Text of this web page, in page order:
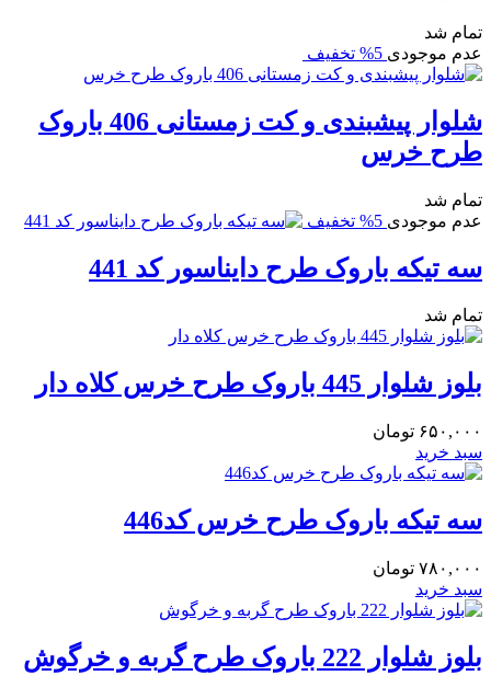
تمام شد
عدم موجودی 5% تخفیف
شلوار پیشبندی و کت زمستانی 406 باروک
طرح خرس
تمام شد
عدم موجودی 5% تخفیف
سه تیکه باروک طرح دایناسور کد 441
تمام شد
بلوز شلوار 445 باروک طرح خرس کلاه دار
۶۵۰,۰۰۰ تومان
سبد خرید
سه تیکه باروک طرح خرس کد446
۷۸۰,۰۰۰ تومان
سبد خرید
بلوز شلوار 222 باروک طرح گربه و خرگوش